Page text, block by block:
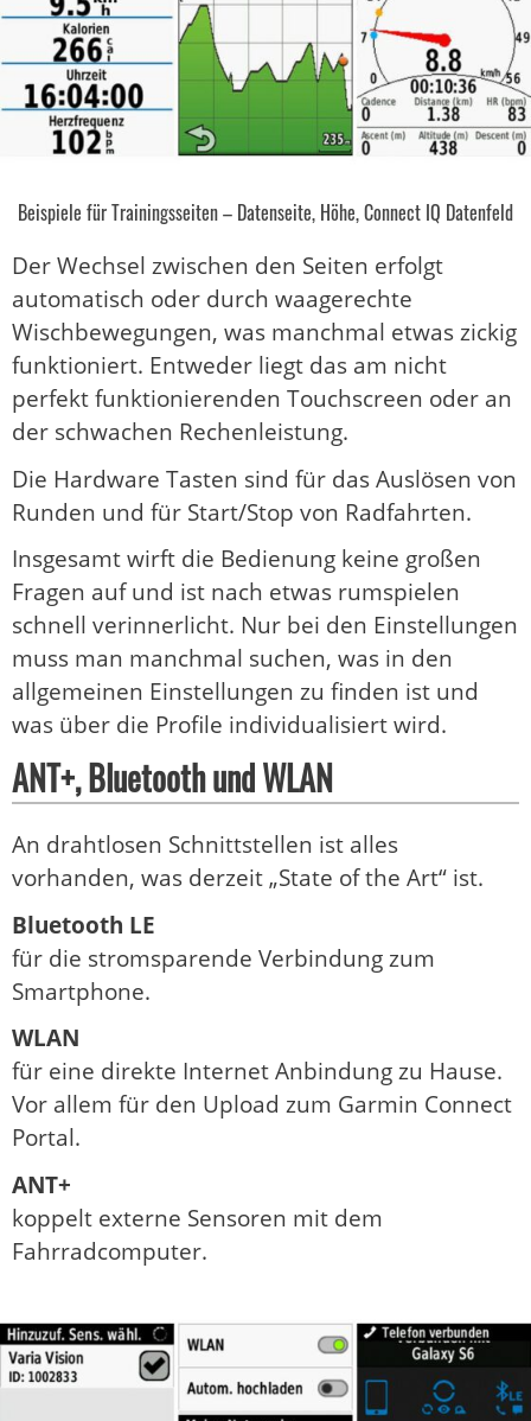
Beispiele für Trainingsseiten – Datenseite, Höhe, Connect IQ Datenfeld
Der Wechsel zwischen den Seiten erfolgt
automatisch oder durch waagerechte
Wischbewegungen, was manchmal etwas zickig
funktioniert. Entweder liegt das am nicht
perfekt funktionierenden Touchscreen oder an
der schwachen Rechenleistung.
Die Hardware Tasten sind für das Auslösen von
Runden und für Start/Stop von Radfahrten.
Insgesamt wirft die Bedienung keine großen
Fragen auf und ist nach etwas rumspielen
schnell verinnerlicht. Nur bei den Einstellungen
muss man manchmal suchen, was in den
allgemeinen Einstellungen zu finden ist und
was über die Profile individualisiert wird.
ANT+, Bluetooth und WLAN
An drahtlosen Schnittstellen ist alles
vorhanden, was derzeit „State of the Art“ ist.
Bluetooth LE
für die stromsparende Verbindung zum
Smartphone.
WLAN
für eine direkte Internet Anbindung zu Hause.
Vor allem für den Upload zum Garmin Connect
Portal.
ANT+
koppelt externe Sensoren mit dem
Fahrradcomputer.